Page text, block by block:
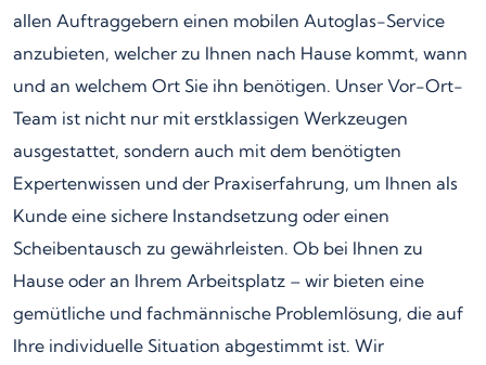
allen Auftraggebern einen mobilen Autoglas-Service
anzubieten, welcher zu Ihnen nach Hause kommt, wann
und an welchem Ort Sie ihn benötigen. Unser Vor-Ort-
Team ist nicht nur mit erstklassigen Werkzeugen
ausgestattet, sondern auch mit dem benötigten
Expertenwissen und der Praxiserfahrung, um Ihnen als
Kunde eine sichere Instandsetzung oder einen
Scheibentausch zu gewährleisten. Ob bei Ihnen zu
Hause oder an Ihrem Arbeitsplatz – wir bieten eine
gemütliche und fachmännische Problemlösung, die auf
Ihre individuelle Situation abgestimmt ist. Wir